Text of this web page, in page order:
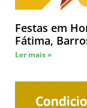
Festas em
Fátima,
Ler mais »